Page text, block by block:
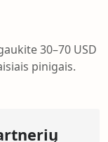
30–70 USD
pinigais.